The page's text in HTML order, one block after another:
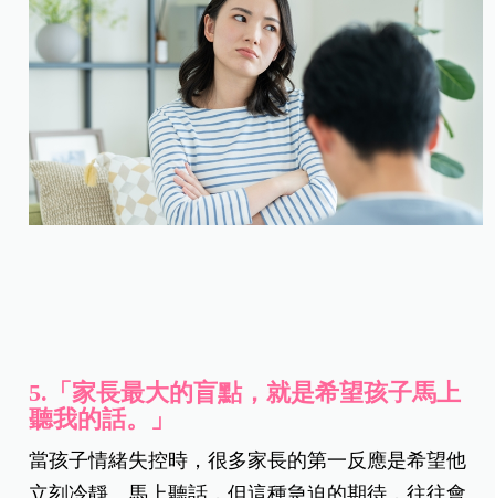
5.「家長最大的盲點，就是希望孩子馬上
聽我的話。」
當孩子情緒失控時，很多家長的第一反應是希望他
立刻冷靜、馬上聽話，但這種急迫的期待，往往會